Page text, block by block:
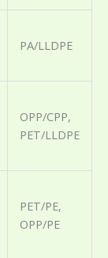
PA/LLDPE
OPP/CPP,
PET/LLDPE
PET/PE,
OPP/PE